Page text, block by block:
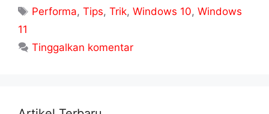
Tag
Performa,Tips,Trik,Windows 10,Windows
11
Tinggalkan komentar